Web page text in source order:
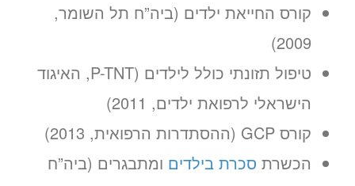
קורס החייאת ילדים (ביה”ח תל השומר,
2009)
טיפול תזונתי כולל לילדים (P-TNT, האיגוד
הישראלי לרפואת ילדים, 2011)
קורס GCP (ההסתדרות הרפואית, 2013)
הכשרת סכרת בילדים ומתבגרים (ביה”ח